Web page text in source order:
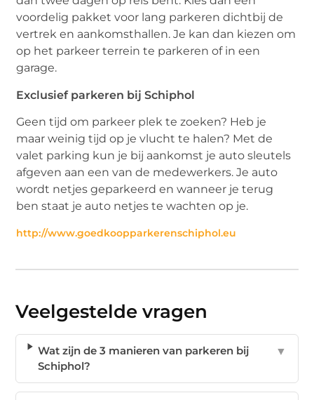
voordelig pakket voor lang parkeren dichtbij de
vertrek en aankomsthallen. Je kan dan kiezen om
op het parkeer terrein te parkeren of in een
garage.
Exclusief parkeren bij Schiphol
Geen tijd om parkeer plek te zoeken? Heb je
maar weinig tijd op je vlucht te halen? Met de
valet parking kun je bij aankomst je auto sleutels
afgeven aan een van de medewerkers. Je auto
wordt netjes geparkeerd en wanneer je terug
ben staat je auto netjes te wachten op je.
http://www.goedkoopparkerenschiphol.eu
Veelgestelde vragen
Wat zijn de 3 manieren van parkeren bij
Schiphol?
▼